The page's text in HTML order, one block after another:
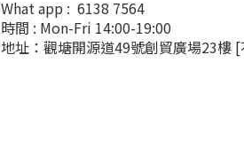
What app : 6138 7564
時間 : Mon-Fri 14:00-19:00
地址：觀塘開源道49號創貿廣場23樓 [